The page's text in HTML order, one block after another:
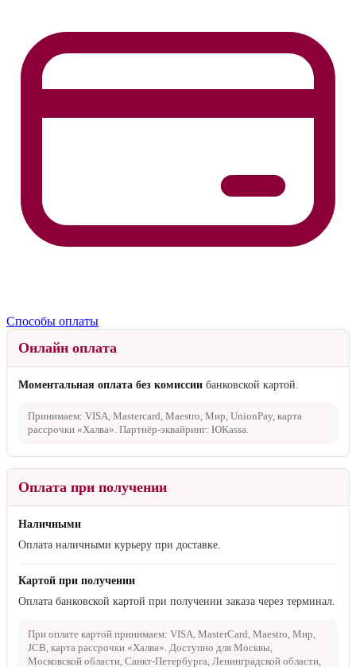
Способы оплаты
Онлайн оплата
Моментальная оплата без комиссии банковской картой.
Принимаем: VISA, Mastercard, Maestro, Мир, UnionPay, карта
рассрочки «Халва». Партнёр-эквайринг: ЮKassa.
Оплата при получении
Наличными
Оплата наличными курьеру при доставке.
Картой при получении
Оплата банковской картой при получении заказа через терминал.
При оплате картой принимаем: VISA, MasterCard, Maestro, Мир,
JCB, карта рассрочки «Халва». Доступно для Москвы,
Московской области, Санкт-Петербурга, Ленинградской области,